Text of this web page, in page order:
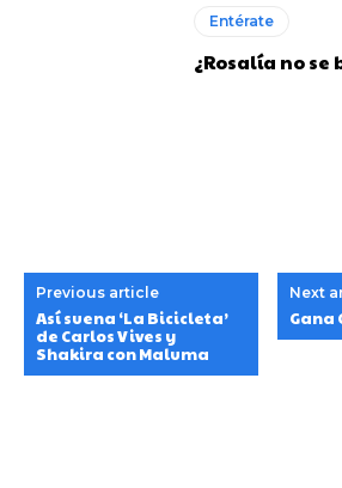
Entérate
¿Rosalía no se
Previous article
Así suena ‘La Bicicleta’
de Carlos Vives y
Shakira con Maluma
Next
Gana